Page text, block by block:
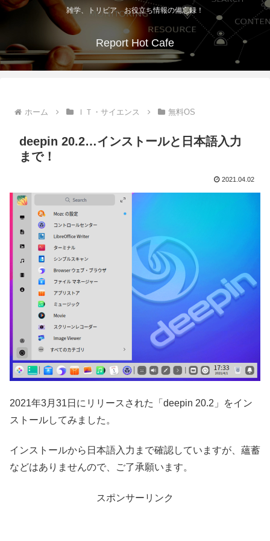
雑学、トリビア、お役立ち情報の備忘録！
Report Hot Cafe
ホーム ＩＴ・サイエンス 無料OS
deepin 20.2…インストールと日本語入力
まで！
2021.04.02
2021年3月31日にリリースされた「deepin 20.2」をイン
ストールしてみました。
インストールから日本語入力まで確認していますが、蘊蓄
などはありませんので、ご了承願います。
スポンサーリンク